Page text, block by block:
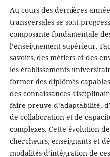
Au cours des dernières
transversales se sont
composante fondamentale
l’enseignement supérieur.
savoirs, des métiers et des
les établissements
former des diplômés
des connaissances
faire preuve d’adaptabilité,
de collaboration et de
complexes. Cette évolution
chercheurs, enseignants et
modalités d’intégration de